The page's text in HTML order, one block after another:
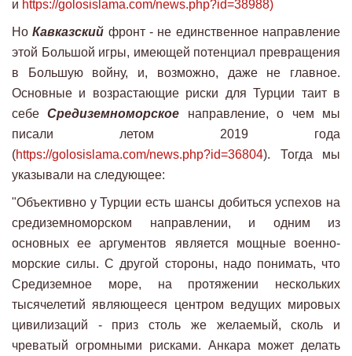
и https://golosislama.com/news.php?id=38988)
НоКавказский фронт - не единственное направление
этой Большой игры, имеющей потенциал превращения
в Большую войну, и, возможно, даже не главное.
Основные и возрастающие риски для Турции таит в
себеСредиземноморское
направление, о чем мы
писали летом 2019 года
(https://golosislama.com/news.php?id=36804). Тогда мы
указывали на следующее:
"Объективно у Турции есть шансы добиться успехов на
средиземноморском направлении, и одним из
основных ее аргументов является мощные военно-
морские силы. С другой стороны, надо понимать, что
Средиземное море, на протяжении нескольких
тысячелетий являющееся центром ведущих мировых
цивилизаций - приз столь же желаемый, сколь и
чреватый огромными рисками. Анкара может делать